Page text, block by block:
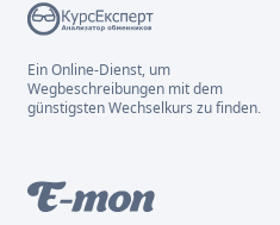
Ein Online-Dienst, um
Wegbeschreibungen mit dem
günstigsten Wechselkurs zu finden.